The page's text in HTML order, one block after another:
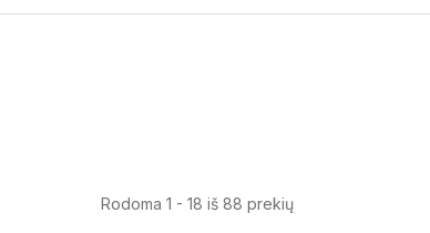
Rodoma 1 - 18 iš 88 prekių